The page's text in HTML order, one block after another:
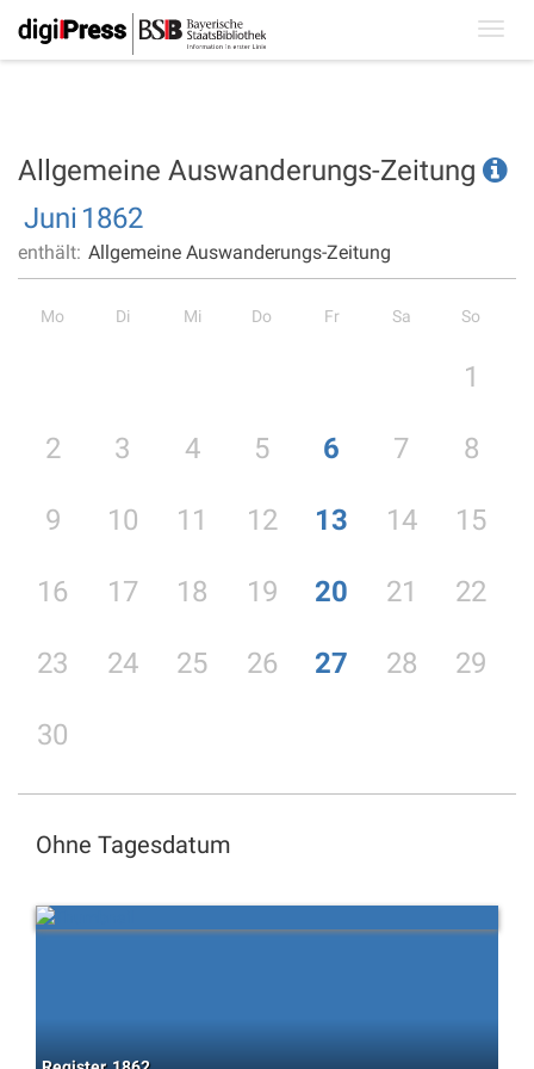
Allgemeine Auswanderungs-Zeitung
Juni 1862
enthält: Allgemeine Auswanderungs-Zeitung
Mo Di Mi Do Fr Sa So
1
2 3 4 5 6 7 8
9 10 11 12 13 14 15
16 17 18 19 20 21 22
23 24 25 26 27 28 29
30
Ohne Tagesdatum